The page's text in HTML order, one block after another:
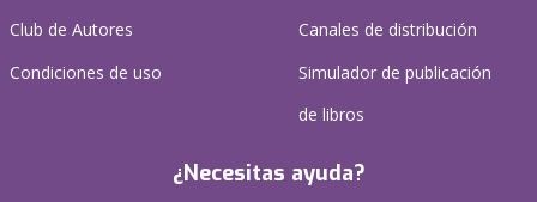
Club de Autores
Condiciones de uso
Canales de distribución
Simulador de publicación
de libros
¿Necesitas ayuda?